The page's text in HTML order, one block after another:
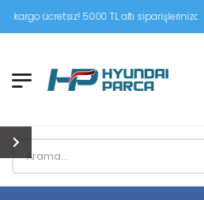
5000 TL altı siparişlerinizde